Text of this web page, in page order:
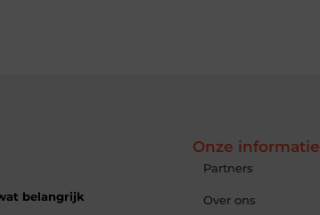
belangrijk
Onze informatie
Partners
Over ons